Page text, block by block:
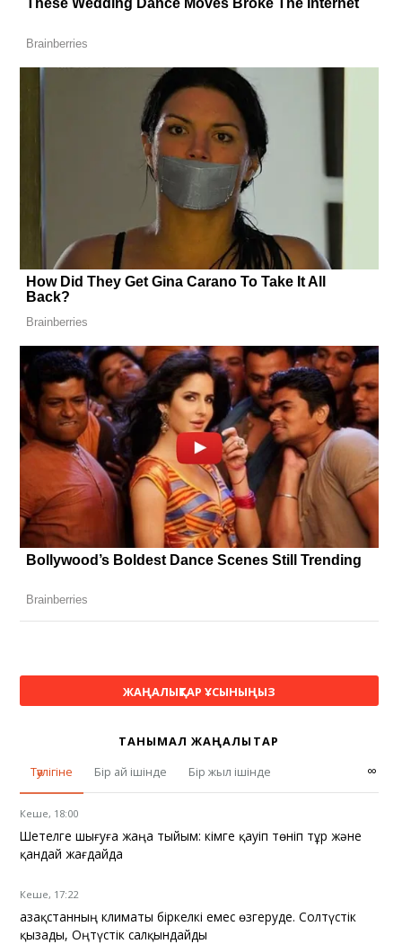
ЖАҢАЛЫҚТАР ҰСЫНЫҢЫЗ
ТАНЫМАЛ ЖАҢАЛЫҚТАР
Тәулігіне
Бір ай ішінде Бір жыл ішінде ∞
Кеше, 18:00
Шетелге шығуға жаңа тыйым: кімге қауіп төніп тұр және
қандай жағдайда
Кеше, 17:22
Қазақстанның климаты біркелкі емес өзгеруде. Солтүстік
қызады, Оңтүстік салқындайды